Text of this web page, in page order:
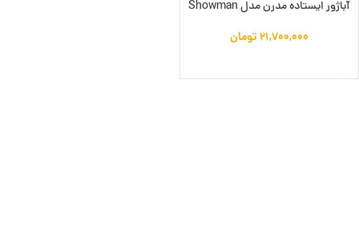
آباژور ایستاده مدرن مدل Showman
۲۱,۷۰۰,۰۰۰تومان